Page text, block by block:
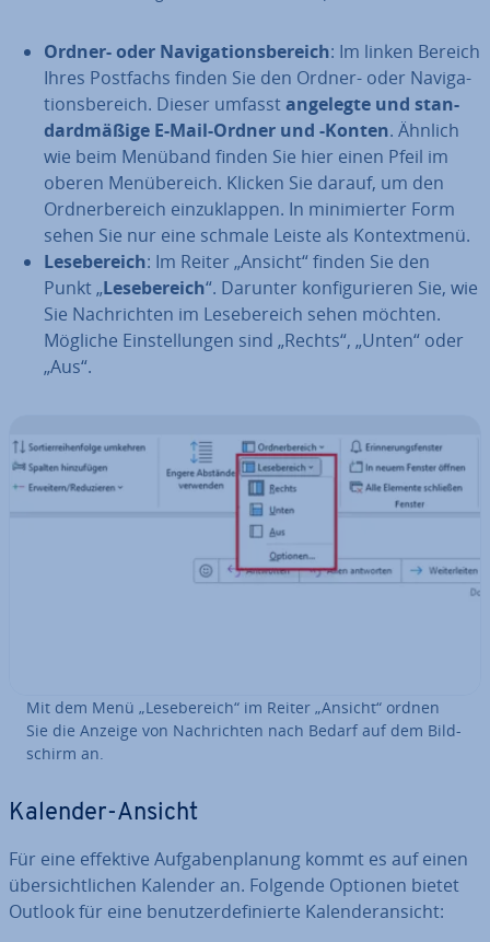
Ordner- oder Na­vi­ga­ti­ons­be­reich: Im linken Bereich
Ihres Postfachs finden Sie den Ordner- oder Na­vi­ga­
ti­ons­be­reich. Dieser umfasstangelegte und stan­
dard­mä­ßi­ge E-Mail-Ordner und -Konten. Ähnlich
wie beim Menüband finden Sie hier einen Pfeil im
oberen Men­über­eich. Klicken Sie darauf, um den
Ord­ner­be­reich ein­zu­klap­pen. In mi­ni­mier­ter Form
sehen Sie nur eine schmale Leiste als Kon­text­me­nü.
Le­se­be­reich: Im Reiter „Ansicht“ finden Sie den
Punkt „Le­se­be­reich“. Darunter kon­fi­gu­rie­ren Sie, wie
Sie Nach­rich­ten im Le­se­be­reich sehen möchten.
Mögliche Ein­stel­lun­gen sind „Rechts“, „Unten“ oder
„Aus“.
Mit dem Menü „Le­se­be­reich“ im Reiter „Ansicht“ ordnen
Sie die Anzeige von Nach­rich­ten nach Bedarf auf dem Bild­
schirm an.
Kalender-Ansicht
Für eine effektive Auf­ga­ben­pla­nung kommt es auf einen
über­sicht­li­chen Kalender an. Folgende Optionen bietet
Outlook für eine be­nut­zer­de­fi­nier­te Ka­len­der­an­sicht: